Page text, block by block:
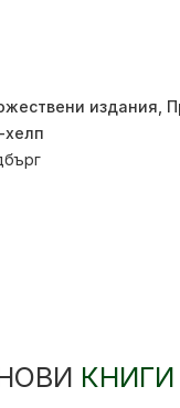
издания
хелп
КНИГИ